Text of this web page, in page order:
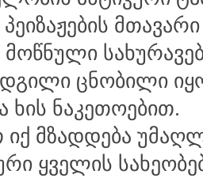
მოწნული
ცნობილი
ხის ნაკეთოებით.
მზადდება
ყველის